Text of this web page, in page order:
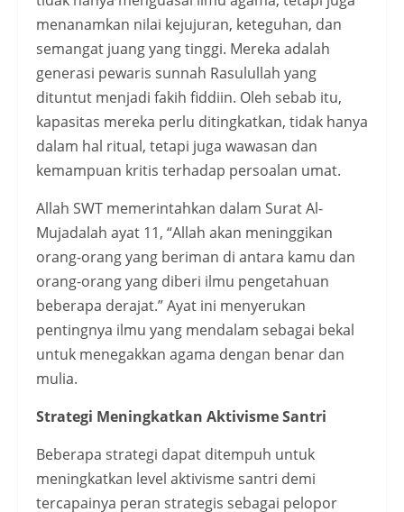
menanamkan nilai kejujuran, keteguhan, dan
semangat juang yang tinggi. Mereka adalah
generasi pewaris sunnah Rasulullah yang
dituntut menjadi fakih fiddiin. Oleh sebab itu,
kapasitas mereka perlu ditingkatkan, tidak hanya
dalam hal ritual, tetapi juga wawasan dan
kemampuan kritis terhadap persoalan umat.
Allah SWT memerintahkan dalam Surat Al-
Mujadalah ayat 11, “Allah akan meninggikan
orang-orang yang beriman di antara kamu dan
orang-orang yang diberi ilmu pengetahuan
beberapa derajat.” Ayat ini menyerukan
pentingnya ilmu yang mendalam sebagai bekal
untuk menegakkan agama dengan benar dan
mulia.
Strategi Meningkatkan Aktivisme Santri
Beberapa strategi dapat ditempuh untuk
meningkatkan level aktivisme santri demi
tercapainya peran strategis sebagai pelopor